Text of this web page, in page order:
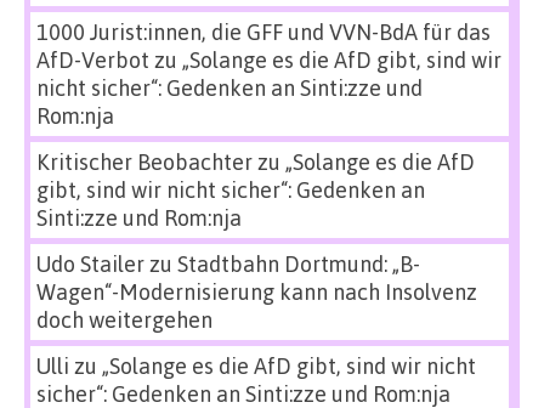
1000 Jurist:innen, die GFF und VVN-BdA für das
AfD-Verbot zu „Solange es die AfD gibt, sind wir
nicht sicher“: Gedenken an Sinti:zze und
Rom:nja
Kritischer Beobachterzu „Solange es die AfD
gibt, sind wir nicht sicher“: Gedenken an
Sinti:zze und Rom:nja
Udo Stailerzu Stadtbahn Dortmund: „B-
Wagen“-Modernisierung kann nach Insolvenz
doch weitergehen
Ulli zu „Solange es die AfD gibt, sind wir nicht
sicher“: Gedenken an Sinti:zze und Rom:nja